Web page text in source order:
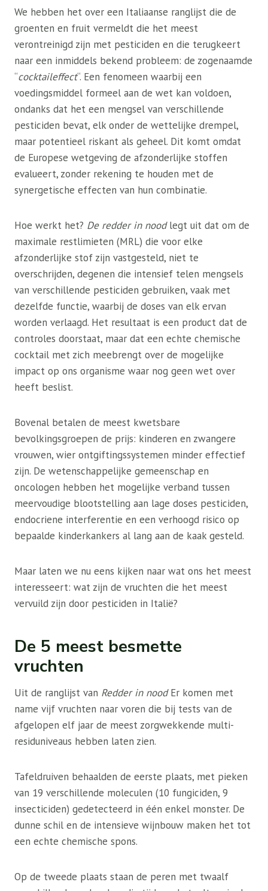
We hebben het over een Italiaanse ranglijst die de
groenten en fruit vermeldt die het meest
verontreinigd zijn met pesticiden en die terugkeert
naar een inmiddels bekend probleem: de zogenaamde
“cocktaileffect“. Een fenomeen waarbij een
voedingsmiddel formeel aan de wet kan voldoen,
ondanks dat het een mengsel van verschillende
pesticiden bevat, elk onder de wettelijke drempel,
maar potentieel riskant als geheel. Dit komt omdat
de Europese wetgeving de afzonderlijke stoffen
evalueert, zonder rekening te houden met de
synergetische effecten van hun combinatie.
Hoe werkt het? De redder in noodlegt uit dat om de
maximale restlimieten (MRL) die voor elke
afzonderlijke stof zijn vastgesteld, niet te
overschrijden, degenen die intensief telen mengsels
van verschillende pesticiden gebruiken, vaak met
dezelfde functie, waarbij de doses van elk ervan
worden verlaagd. Het resultaat is een product dat de
controles doorstaat, maar dat een echte chemische
cocktail met zich meebrengt over de mogelijke
impact op ons organisme waar nog geen wet over
heeft beslist.
Bovenal betalen de meest kwetsbare
bevolkingsgroepen de prijs: kinderen en zwangere
vrouwen, wier ontgiftingssystemen minder effectief
zijn. De wetenschappelijke gemeenschap en
oncologen hebben het mogelijke verband tussen
meervoudige blootstelling aan lage doses pesticiden,
endocriene interferentie en een verhoogd risico op
bepaalde kinderkankers al lang aan de kaak gesteld.
Maar laten we nu eens kijken naar wat ons het meest
interesseert: wat zijn de vruchten die het meest
vervuild zijn door pesticiden in Italië?
De 5 meest besmette
vruchten
Uit de ranglijst van Redder in noodEr komen met
name vijf vruchten naar voren die bij tests van de
afgelopen elf jaar de meest zorgwekkende multi-
residuniveaus hebben laten zien.
Tafeldruiven behaalden de eerste plaats, met pieken
van 19 verschillende moleculen (10 fungiciden, 9
insecticiden) gedetecteerd in één enkel monster. De
dunne schil en de intensieve wijnbouw maken het tot
een echte chemische spons.
Op de tweede plaats staan ​​de peren met twaalf